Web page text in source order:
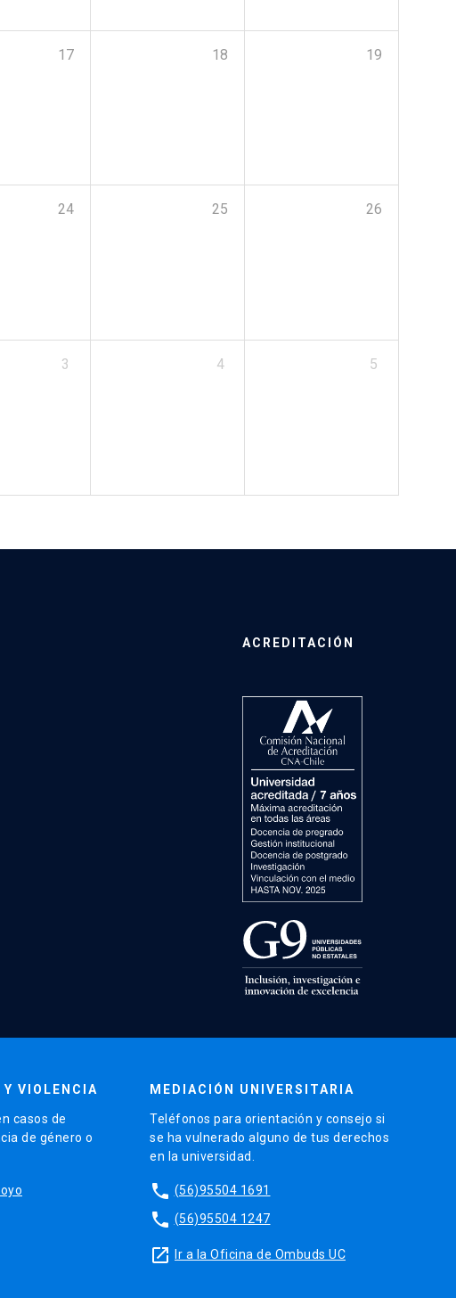
17 18 19
24 25 26
3 4 5
ACREDITACIÓN
VIOLENCIA
casos de
de género o
MEDIACIÓN UNIVERSITARIA
Teléfonos para orientación y consejo si
se ha vulnerado alguno de tus derechos
en la universidad.
phone (56)95504 1691
phone (56)95504 1247
launch Ir a la Oficina de Ombuds UC